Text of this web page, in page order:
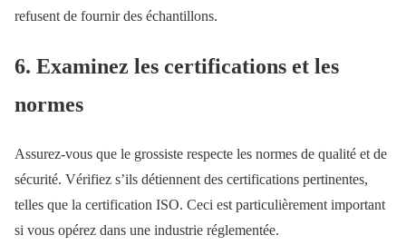
refusent de fournir des échantillons.
6. Examinez les certifications et les
normes
Assurez-vous que le grossiste respecte les normes de qualité et de
sécurité. Vérifiez s’ils détiennent des certifications pertinentes,
telles que la certification ISO. Ceci est particulièrement important
si vous opérez dans une industrie réglementée.